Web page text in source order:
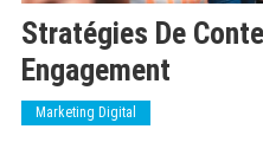
Stratégies De
Engagement
Marketing Digital